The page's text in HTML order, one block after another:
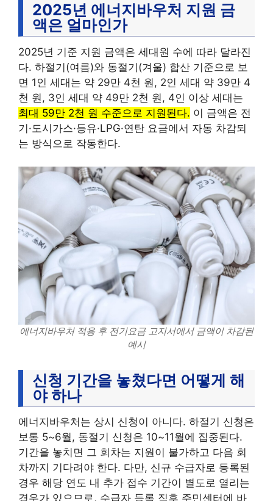
2025년 에너지바우처 지원 금
액은 얼마인가
2025년 기준 지원 금액은 세대원 수에 따라 달라진
다. 하절기(여름)와 동절기(겨울) 합산 기준으로 보
면 1인 세대는 약 29만 4천 원, 2인 세대 약 39만 4
천 원, 3인 세대 약 49만 2천 원, 4인 이상 세대는
최대 59만 2천 원 수준으로 지원된다. 이 금액은 전
기·도시가스·등유·LPG·연탄 요금에서 자동 차감되
는 방식으로 작동한다.
에너지바우처 적용 후 전기요금 고지서에서 금액이 차감된
예시
신청 기간을 놓쳤다면 어떻게 해
야 하나
에너지바우처는 상시 신청이 아니다. 하절기 신청은
보통 5~6월, 동절기 신청은 10~11월에 집중된다.
기간을 놓치면 그 회차는 지원이 불가하고 다음 회
차까지 기다려야 한다. 다만, 신규 수급자로 등록된
경우 해당 연도 내 추가 접수 기간이 별도로 열리는
경우가 있으므로, 수급자 등록 직후 주민센터에 바